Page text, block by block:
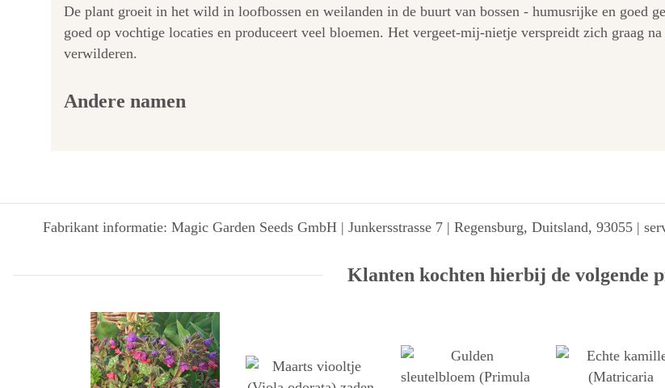
De plant groeit in het wild in loofbossen en weilanden in de buurt van bossen - humusrijke en goed
goed op vochtige locaties en produceert veel bloemen. Het vergeet-mij-nietje verspreidt zich graag
verwilderen.
Andere namen
Fabrikant informatie: Magic Garden Seeds GmbH | Junkersstrasse 7 | Regensburg, Duitsland, 93055 |
Klanten kochten hierbij de volgende